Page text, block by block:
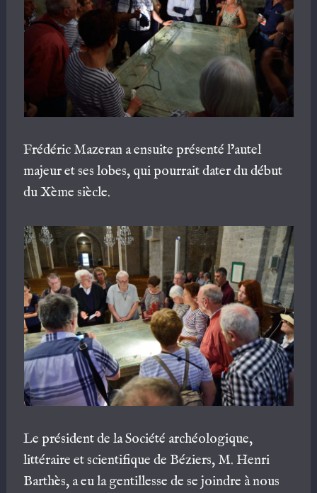
Frédéric Mazeran a ensuite présenté l’autel
majeur et ses lobes, qui pourrait dater du début
du Xème siècle.
Le président de la Société archéologique,
littéraire et scientifique de Béziers, M. Henri
Barthès, a eu la gentillesse de se joindre à nous